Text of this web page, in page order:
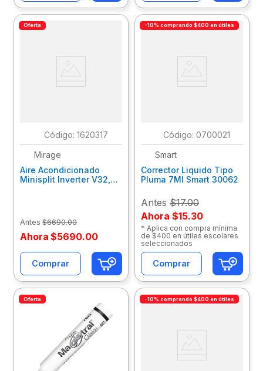
Oferta
: 1620317
Mirage
Aire Acondicionado
Minisplit Inverter V32,
Antes $6690.00
Ahora $5690.00
Comprar
-10% comprando $400 en útiles
: 0700021
Smart
Corrector Liquido Tipo
Pluma 7Ml Smart 30062
Antes $17.00
Ahora $15.30
* Aplica con compra mínima
de $400 en útiles escolares
seleccionados
Comprar
Oferta -10% comprando $400 en útiles